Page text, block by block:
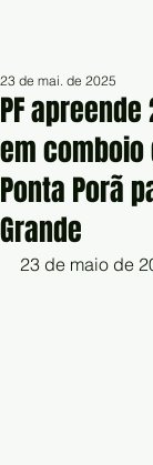
PF
em comboio
Ponta Porã
Grande
23 de mai. de 2025
23 de maio de